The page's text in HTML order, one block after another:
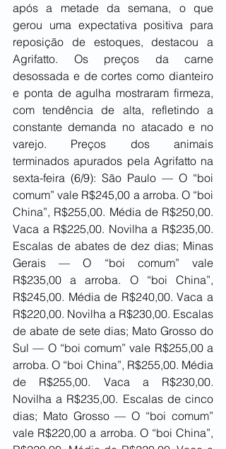
após a metade da semana, o que
gerou uma expectativa positiva para
reposição de estoques, destacou a
Agrifatto. Os preços da carne
desossada e de cortes como dianteiro
e ponta de agulha mostraram firmeza,
com tendência de alta, refletindo a
constante demanda no atacado e no
varejo. Preços dos animais
terminados apurados pela Agrifatto na
sexta-feira (6/9): São Paulo — O “boi
comum” vale R$245,00 a arroba. O “boi
China”, R$255,00. Média de R$250,00.
Vaca a R$225,00. Novilha a R$235,00.
Escalas de abates de dez dias; Minas
Gerais — O “boi comum” vale
R$235,00 a arroba. O “boi China”,
R$245,00. Média de R$240,00. Vaca a
R$220,00. Novilha a R$230,00. Escalas
de abate de sete dias; Mato Grosso do
Sul — O “boi comum” vale R$255,00 a
arroba. O “boi China”, R$255,00. Média
de R$255,00. Vaca a R$230,00.
Novilha a R$235,00. Escalas de cinco
dias; Mato Grosso — O “boi comum”
vale R$220,00 a arroba. O “boi China”,